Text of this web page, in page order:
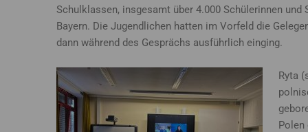
Schulklassen, insgesamt über 4.000 Schülerinnen und
Bayern. Die Jugendlichen hatten im Vorfeld die
dann während des Gesprächs ausführlich einging.
Ryta
Polen